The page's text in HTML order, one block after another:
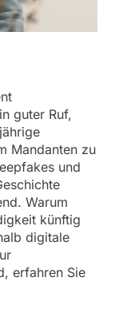
guter Ruf,
Mandanten zu
und
Warum
künftig
digitale
erfahren Sie